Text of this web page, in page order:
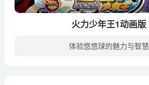
火力少年王1动画版
体验悠悠球的魅力与智慧